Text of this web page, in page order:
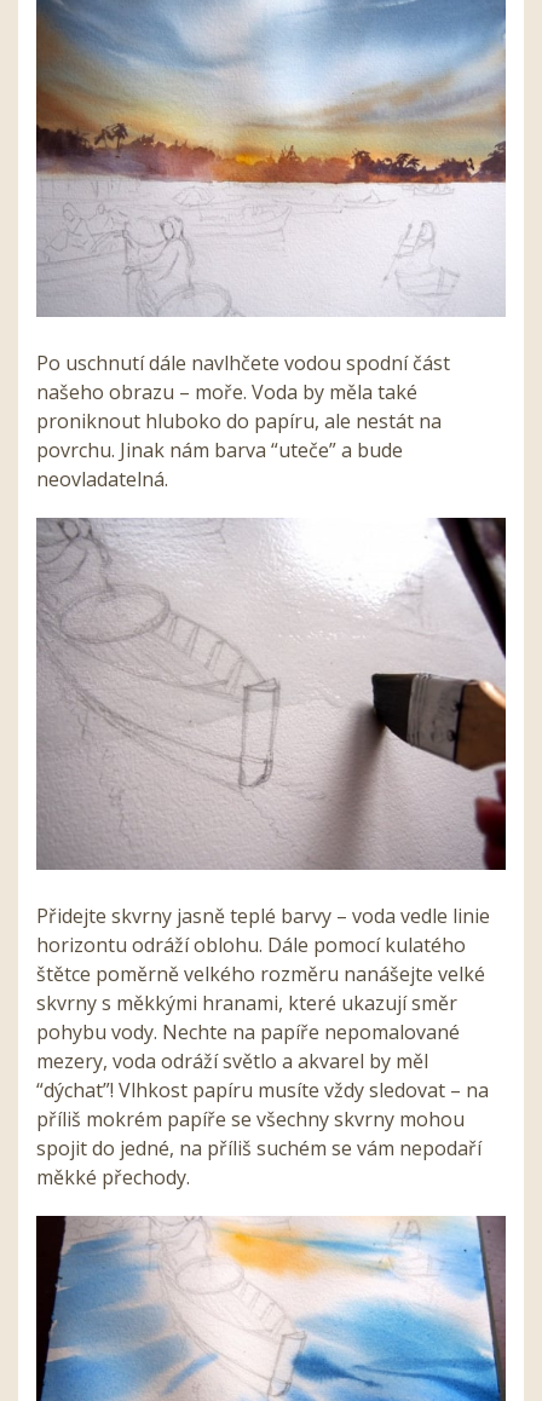
Po uschnutí dále navlhčete vodou spodní část
našeho obrazu – moře. Voda by měla také
proniknout hluboko do papíru, ale nestát na
povrchu. Jinak nám barva “uteče” a bude
neovladatelná.
Přidejte skvrny jasně teplé barvy – voda vedle linie
horizontu odráží oblohu. Dále pomocí kulatého
štětce poměrně velkého rozměru nanášejte velké
skvrny s měkkými hranami, které ukazují směr
pohybu vody. Nechte na papíře nepomalované
mezery, voda odráží světlo a akvarel by měl
“dýchat”! Vlhkost papíru musíte vždy sledovat – na
příliš mokrém papíře se všechny skvrny mohou
spojit do jedné, na příliš suchém se vám nepodaří
měkké přechody.